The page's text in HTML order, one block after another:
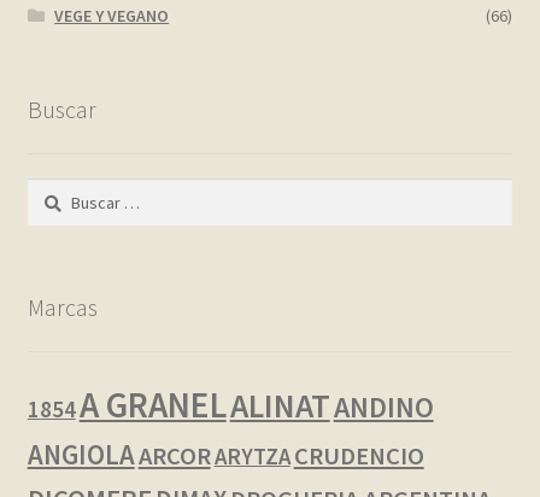
VEGE Y VEGANO
(66)
Buscar
Buscar:
Marcas
1854A GRANELALINATANDINO
ANGIOLAARCORARYTZACRUDENCIO